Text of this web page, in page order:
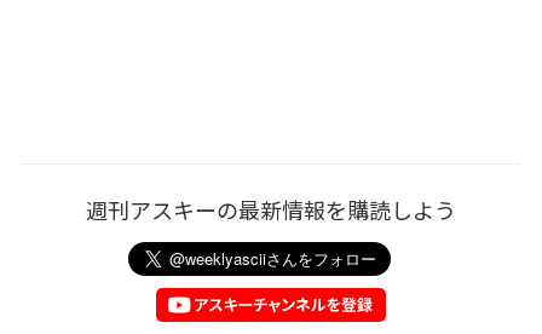
週刊アスキーの最新情報を購読しよう